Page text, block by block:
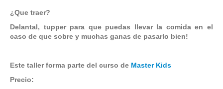
¿Que traer?
Delantal, tupper para que puedas llevar la comida en el
caso de que sobre y muchas ganas de pasarlo bien!
Este taller forma parte del curso de Master Kids
Precio: